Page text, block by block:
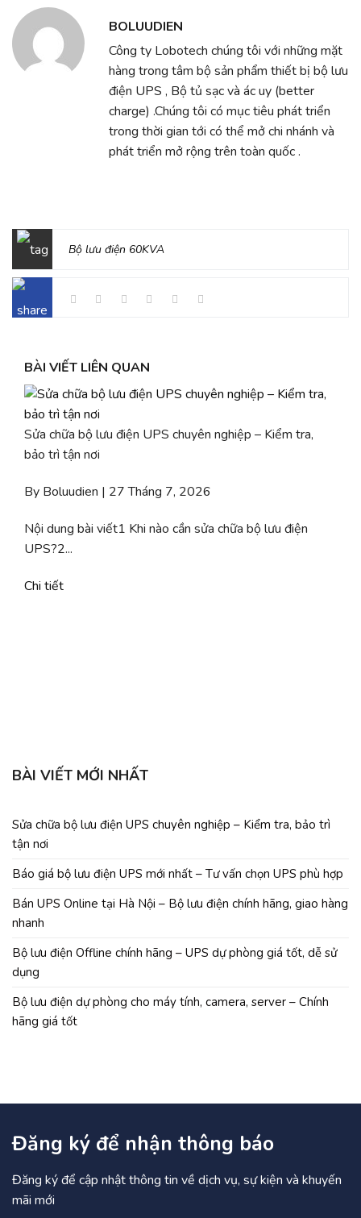
BOLUUDIEN
Công ty Lobotech chúng tôi với những mặt
hàng trong tâm bộ sản phẩm thiết bị bộ lưu
điện UPS , Bộ tủ sạc và ác uy (better
charge) .Chúng tôi có mục tiêu phát triển
trong thời gian tới có thể mở chi nhánh và
phát triển mở rộng trên toàn quốc .
Bộ lưu điện 60KVA
BÀI VIẾT LIÊN QUAN
Sửa chữa bộ lưu điện UPS chuyên nghiệp – Kiểm tra,
bảo trì tận nơi
By Boluudien | 27 Tháng 7, 2026
Nội dung bài viết1 Khi nào cần sửa chữa bộ lưu điện
UPS?2...
Chi tiết
BÀI VIẾT MỚI NHẤT
Sửa chữa bộ lưu điện UPS chuyên nghiệp – Kiểm tra, bảo trì
tận nơi
Báo giá bộ lưu điện UPS mới nhất – Tư vấn chọn UPS phù hợp
Bán UPS Online tại Hà Nội – Bộ lưu điện chính hãng, giao hàng
nhanh
Bộ lưu điện Offline chính hãng – UPS dự phòng giá tốt, dễ sử
dụng
Bộ lưu điện dự phòng cho máy tính, camera, server – Chính
hãng giá tốt
Đăng ký để nhận thông báo
Đăng ký để cập nhật thông tin về dịch vụ, sự kiện và khuyến
mãi mới